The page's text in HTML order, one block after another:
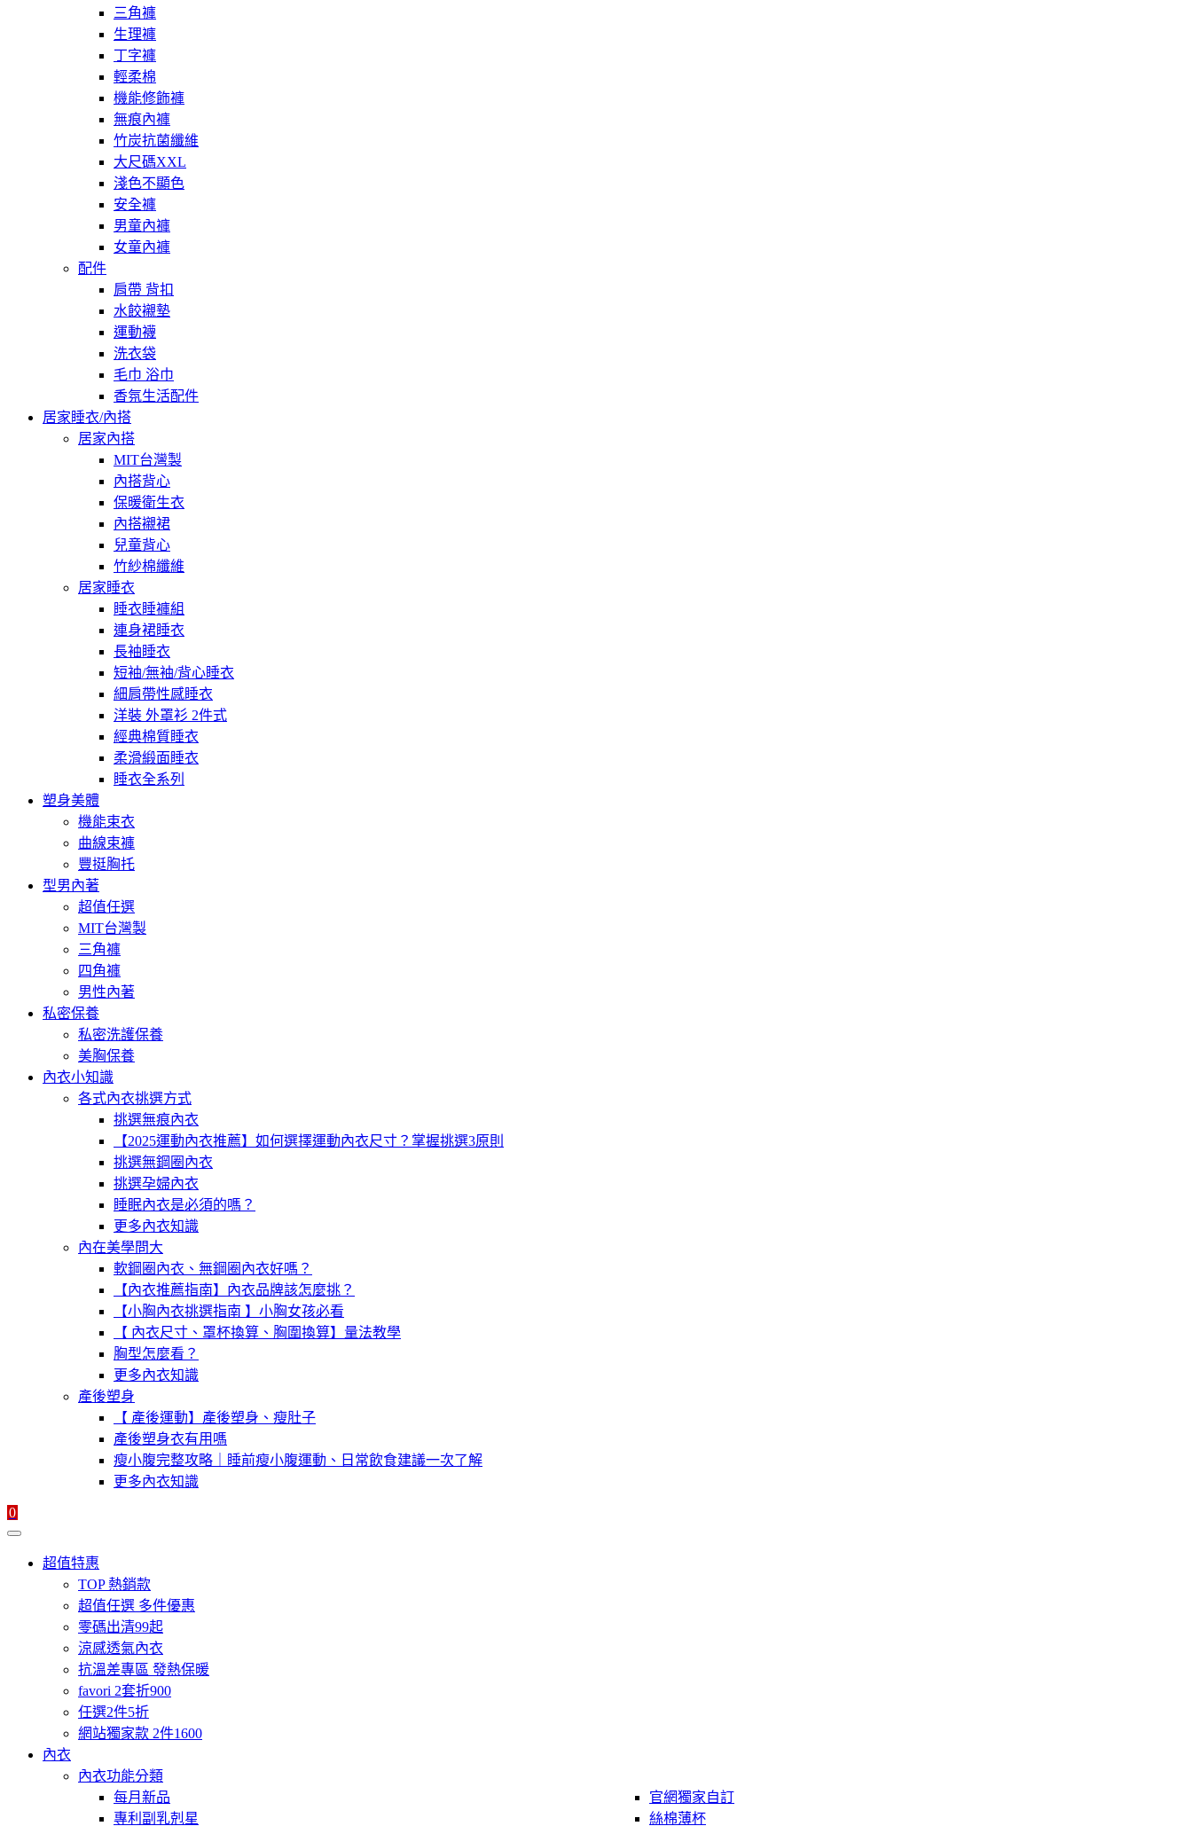
三角褲
生理褲
丁字褲
輕柔棉
機能修飾褲
無痕內褲
竹炭抗菌纖維
大尺碼XXL
淺色不顯色
安全褲
男童內褲
女童內褲
配件
肩帶 背扣
水餃襯墊
運動襪
洗衣袋
毛巾 浴巾
香氛生活配件
居家睡衣/內搭
居家內搭
MIT台灣製
內搭背心
保暖衛生衣
內搭襯裙
兒童背心
竹紗棉纖維
居家睡衣
睡衣睡褲組
連身裙睡衣
長袖睡衣
短袖/無袖/背心睡衣
細肩帶性感睡衣
洋裝 外罩衫 2件式
經典棉質睡衣
柔滑緞面睡衣
睡衣全系列
塑身美體
機能束衣
曲線束褲
豐挺胸托
型男內著
超值任選
MIT台灣製
三角褲
四角褲
男性內著
私密保養
私密洗護保養
美胸保養
內衣小知識
各式內衣挑選方式
挑選無痕內衣
【2025運動內衣推薦】如何選擇運動內衣尺寸？掌握挑選3原則
挑選無鋼圈內衣
挑選孕婦內衣
睡眠內衣是必須的嗎？
更多內衣知識
內在美學問大
軟鋼圈內衣、無鋼圈內衣好嗎？
【內衣推薦指南】內衣品牌該怎麼挑？
【小胸內衣挑選指南 】小胸女孩必看
【 內衣尺寸、罩杯換算、胸圍換算】量法教學
胸型怎麼看？
更多內衣知識
產後塑身
【 產後運動】產後塑身、瘦肚子
產後塑身衣有用嗎
瘦小腹完整攻略｜睡前瘦小腹運動、日常飲食建議一次了解
更多內衣知識
0
超值特惠
TOP 熱銷款
超值任選 多件優惠
零碼出清99起
涼感透氣內衣
抗溫差專區 發熱保暖
favori 2套折900
任選2件5折
網站獨家款 2件1600
內衣
內衣功能分類
每月新品
官網獨家自訂
專利副乳剋星
絲棉薄杯